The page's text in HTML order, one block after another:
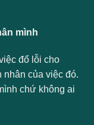
mình
đổ lỗi cho
của việc đó.
chứ không ai